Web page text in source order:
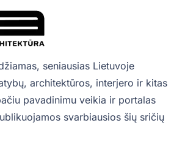
seniausias Lietuvoje
architektūros, interjero ir kitas
pavadinimu veikia ir portalas
svarbiausios šių sričių